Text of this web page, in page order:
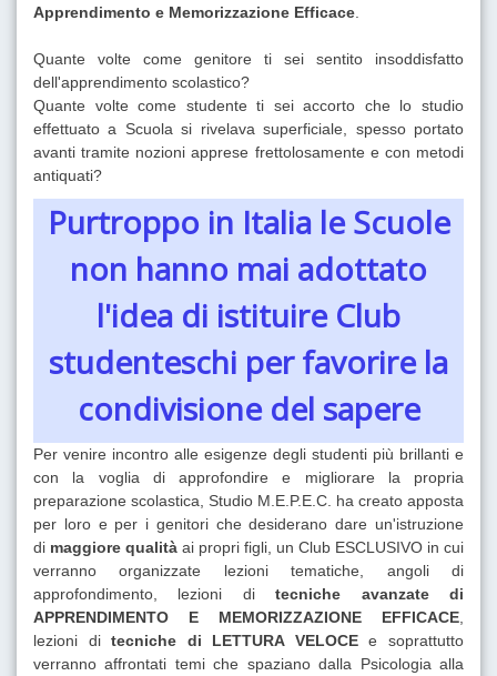
Apprendimento e Memorizzazione Efficace
Quante volte come genitore ti sei sentito insoddisfatto
dell'apprendimento scolastico?
Quante volte come studente ti sei accorto che lo studio
effettuato a Scuola si rivelava superficiale, spesso portato
avanti tramite nozioni apprese frettolosamente e con metodi
antiquati?
Purtroppo in Italia le Scuole
non hanno mai adottato
l'idea di istituire Club
studenteschi per favorire la
condivisione del sapere
Per venire incontro alle esigenze degli studenti più brillanti e
con la voglia di approfondire e migliorare la propria
preparazione scolastica, Studio M.E.P.E.C. ha creato apposta
per loro e per i genitori che desiderano dare un'istruzione
di maggiore qualità ai propri figli, un Club ESCLUSIVO in cui
verranno organizzate lezioni tematiche, angoli di
approfondimento, lezioni ditecniche avanzate di
APPRENDIMENTO E MEMORIZZAZIONE EFFICACE
lezioni ditecniche di LETTURA VELOCEe soprattutto
verranno affrontati temi che spaziano dalla Psicologia alla